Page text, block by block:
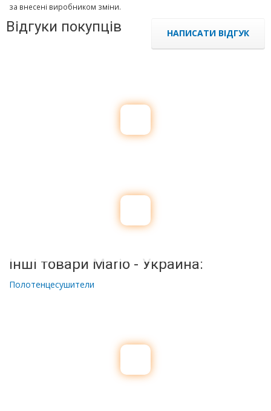
за внесені виробником зміни.
Відгуки покупців НАПИСАТИ ВІДГУК
Інші товари Mario - Украина:
Полотенцесушители